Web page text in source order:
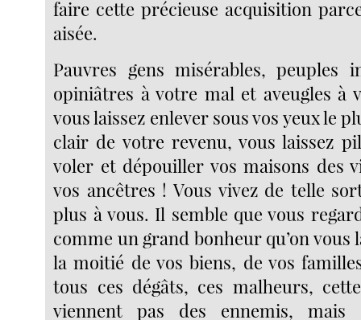
faire cette précieuse acquisition
aisée.
Pauvres gens misérables, peuples
opiniâtres à votre mal et aveugles à
vous laissez enlever sous vos yeux le
clair de votre revenu, vous laissez
voler et dépouiller vos maisons des
vos ancêtres ! Vous vivez de telle
plus à vous. Il semble que vous
comme un grand bonheur qu’on vous
la moitié de vos biens, de vos
tous ces dégâts, ces malheurs,
viennent pas des ennemis,